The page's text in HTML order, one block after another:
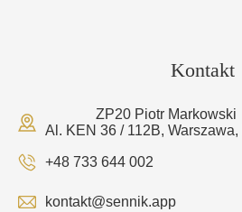
Kontakt
ZP20 Piotr Markowski
Al. KEN 36 / 112B, Warszawa,
+48 733 644 002
kontakt@sennik.app